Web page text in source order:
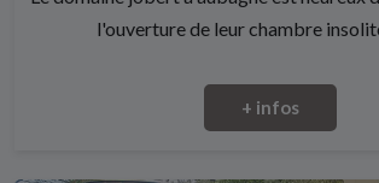
l'ouverture de leur chambre
+ infos